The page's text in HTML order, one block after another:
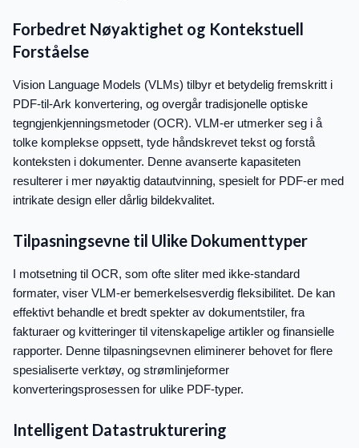
Forbedret Nøyaktighet og Kontekstuell
Forståelse
Vision Language Models (VLMs) tilbyr et betydelig fremskritt i
PDF-til-Ark konvertering, og overgår tradisjonelle optiske
tegngjenkjenningsmetoder (OCR). VLM-er utmerker seg i å
tolke komplekse oppsett, tyde håndskrevet tekst og forstå
konteksten i dokumenter. Denne avanserte kapasiteten
resulterer i mer nøyaktig datautvinning, spesielt for PDF-er med
intrikate design eller dårlig bildekvalitet.
Tilpasningsevne til Ulike Dokumenttyper
I motsetning til OCR, som ofte sliter med ikke-standard
formater, viser VLM-er bemerkelsesverdig fleksibilitet. De kan
effektivt behandle et bredt spekter av dokumentstiler, fra
fakturaer og kvitteringer til vitenskapelige artikler og finansielle
rapporter. Denne tilpasningsevnen eliminerer behovet for flere
spesialiserte verktøy, og strømlinjeformer
konverteringsprosessen for ulike PDF-typer.
Intelligent Datastrukturering